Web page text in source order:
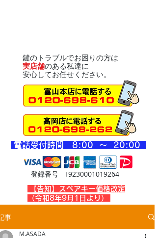
鍵のトラブルでお困りの方は
実店舗のある私達に
安心してお任せください。
登録番号 T9230001019264
​電話受付時間 8:00 ～ 20:00
​【告知】スペアキー価格改定
（令和8年9月1日より）
事
M.ASADA